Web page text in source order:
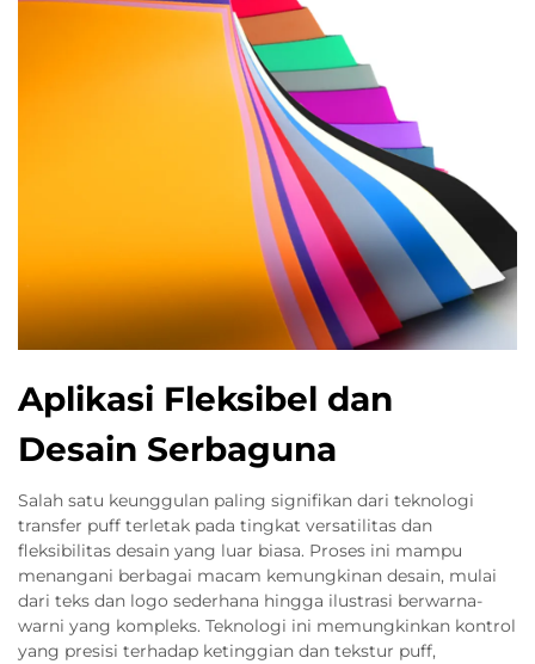
Aplikasi Fleksibel dan
Desain Serbaguna
Salah satu keunggulan paling signifikan dari teknologi
transfer puff terletak pada tingkat versatilitas dan
fleksibilitas desain yang luar biasa. Proses ini mampu
menangani berbagai macam kemungkinan desain, mulai
dari teks dan logo sederhana hingga ilustrasi berwarna-
warni yang kompleks. Teknologi ini memungkinkan kontrol
yang presisi terhadap ketinggian dan tekstur puff,